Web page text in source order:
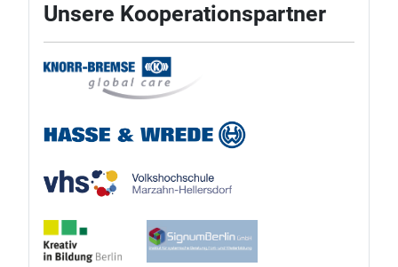
Unsere Kooperationspartner